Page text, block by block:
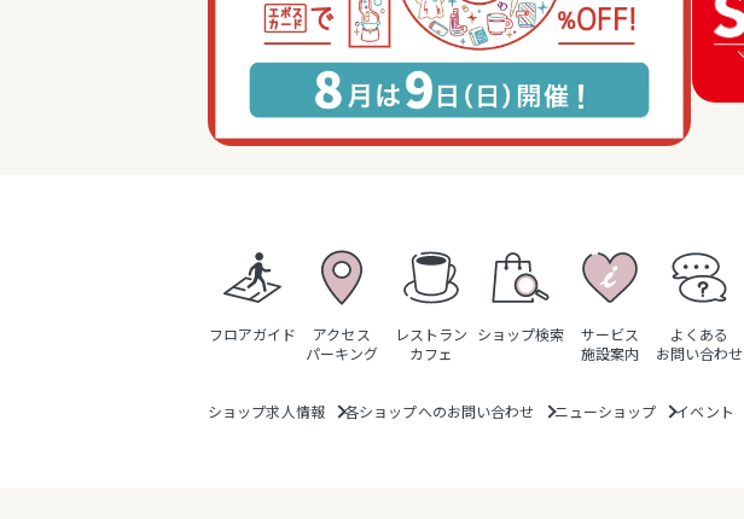
フロアガイド
アクセス
パーキング
レストラン
カフェ
ショップ検索
サービス
施設案内
よくある
お問い合わせ
ショップ求人情報 各ショップへのお問い合わせ ニューショップ イベント